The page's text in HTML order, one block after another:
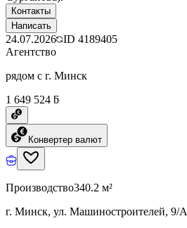
Контакты
Написать
24.07.2026 ID 4189405
Агентство
рядом с г. Минск
1 649 524 ƃ
Конвертер валют
Производство340.2 м²
г. Минск, ул. Машиностроителей, 9/А